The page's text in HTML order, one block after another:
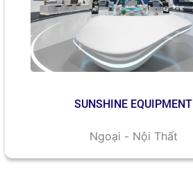
SUNSHINE EQUIPMENT
Ngoại - Nội Thất